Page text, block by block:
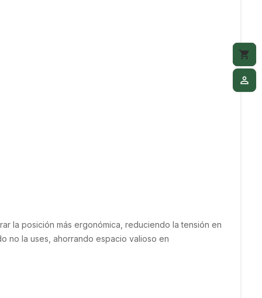
shopping_cart
person_outline
la posición más ergonómica, reduciendo la tensión en
no la uses, ahorrando espacio valioso en